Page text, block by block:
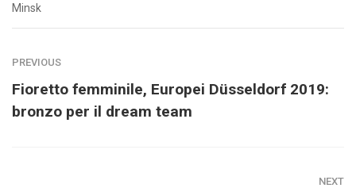
Minsk
PREVIOUS
Fioretto femminile, Europei Düsseldorf 2019:
bronzo per il dream team
NEXT